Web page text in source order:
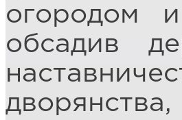
огородом
обсадив